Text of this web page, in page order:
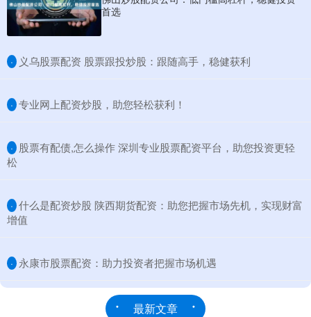
首选
· ​义乌股票配资 股票跟投炒股：跟随高手，稳健获利
· ​专业网上配资炒股，助您轻松获利！
· ​股票有配债,怎么操作 深圳专业股票配资平台，助您投资更轻
松
· ​什么是配资炒股 陕西期货配资：助您把握市场先机，实现财富
增值
· ​永康市股票配资：助力投资者把握市场机遇
最新文章